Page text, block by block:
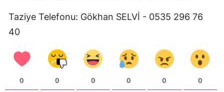
İstanbul
Kars
Kastamonu
Taziye Telefonu: Gökhan SELVİ - 0535 296 76
40
0 0 0 0 0 0